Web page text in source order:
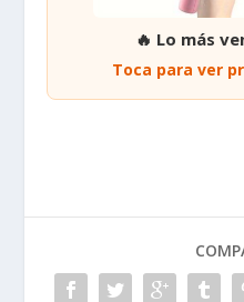
🔥 Lo más
Toca para ver